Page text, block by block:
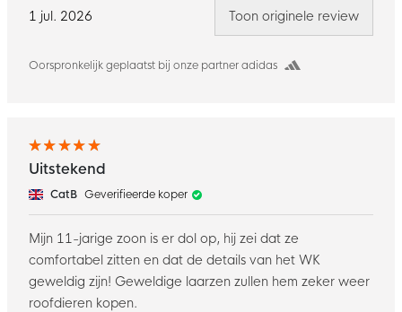
1 jul. 2026
Oorspronkelijk geplaatst bij onze partner adidas
Toon originele review
Uitstekend
CatB Geverifieerde koper
Mijn 11-jarige zoon is er dol op, hij zei dat ze
comfortabel zitten en dat de details van het WK
geweldig zijn! Geweldige laarzen zullen hem zeker weer
roofdieren kopen.